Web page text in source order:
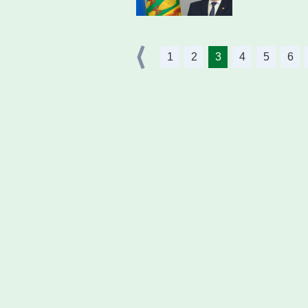
1 2 3 4 5 6